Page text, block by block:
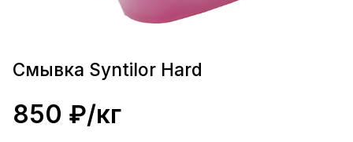
Смывка Syntilor Hard
850 ₽/кг